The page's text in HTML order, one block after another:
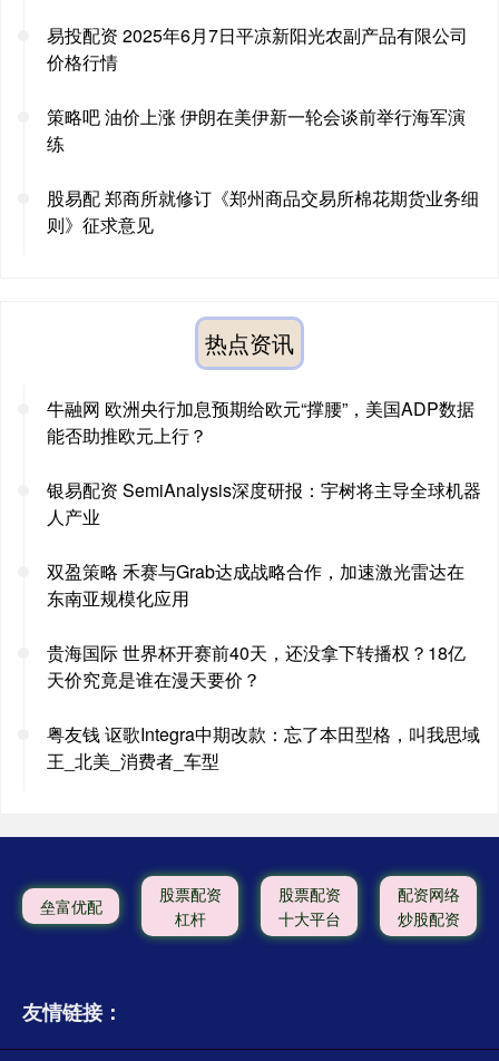
易投配资 2025年6月7日平凉新阳光农副产品有限公司
价格行情
策略吧 油价上涨 伊朗在美伊新一轮会谈前举行海军演
练
股易配 郑商所就修订《郑州商品交易所棉花期货业务细
则》征求意见
热点资讯
牛融网 欧洲央行加息预期给欧元“撑腰”，美国ADP数据
能否助推欧元上行？
银易配资 SemiAnalysis深度研报：宇树将主导全球机器
人产业
双盈策略 禾赛与Grab达成战略合作，加速激光雷达在
东南亚规模化应用
贵海国际 世界杯开赛前40天，还没拿下转播权？18亿
天价究竟是谁在漫天要价？
粤友钱 讴歌Integra中期改款：忘了本田型格，叫我思域
王_北美_消费者_车型
垒富优配
股票配资
杠杆
股票配资
十大平台
配资网络
炒股配资
友情链接：